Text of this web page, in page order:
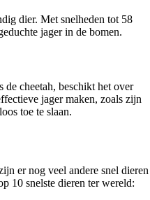
dier. Met snelheden tot 58
jager in de bomen.
cheetah, beschikt het over
jager maken, zoals zijn
toe te slaan.
er nog veel andere snel dieren
10 snelste dieren ter wereld: